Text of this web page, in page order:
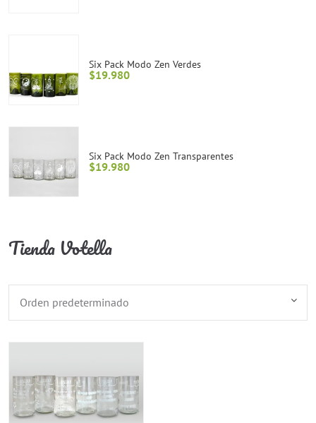
Six Pack Modo Zen Verdes
$19.980
Six Pack Modo Zen Transparentes
$19.980
Tienda Votella